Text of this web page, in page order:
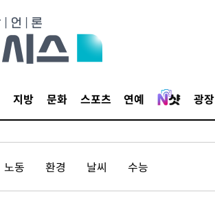
지방 문화 스포츠 연예 광장
노동 환경 날씨 수능